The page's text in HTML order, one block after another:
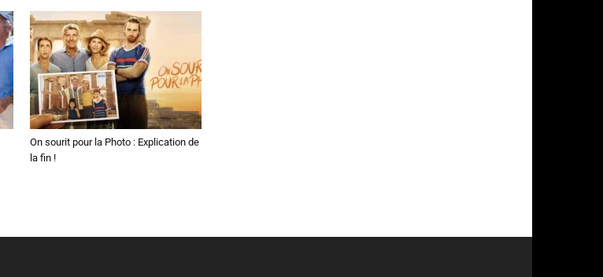
On sourit pour la Photo : Explication de
la fin !